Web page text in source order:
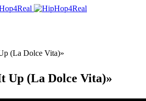
(La Dolce Vita)»
(La Dolce Vita)»